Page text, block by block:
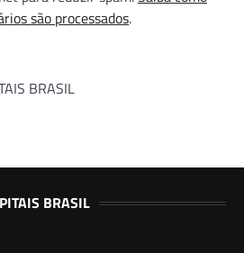
são processados.
BRASIL
BRASIL